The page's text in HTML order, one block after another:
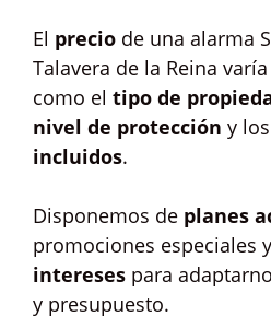
El precio de una alarma
Talavera de la Reina
como el tipo de
nivel de protección y los
incluidos.
Disponemos de planes
promociones especiales y
intereses para
y presupuesto.